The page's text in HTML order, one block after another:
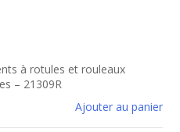
à rotules et rouleaux
– 21309R
Ajouter au panier